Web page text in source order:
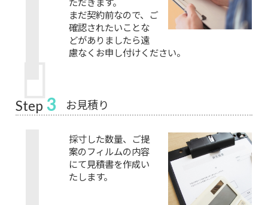
まだ契約前なので、ご
確認されたいことな
どがありましたら遠
慮なくお申し付けください。
Step 3 お見積り
採寸した数量、ご提
案のフィルムの内容
にて見積書を作成い
たします。